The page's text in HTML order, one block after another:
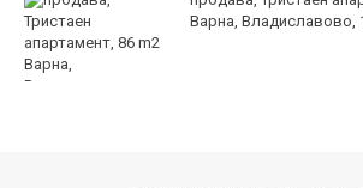
Варна, Владиславово,